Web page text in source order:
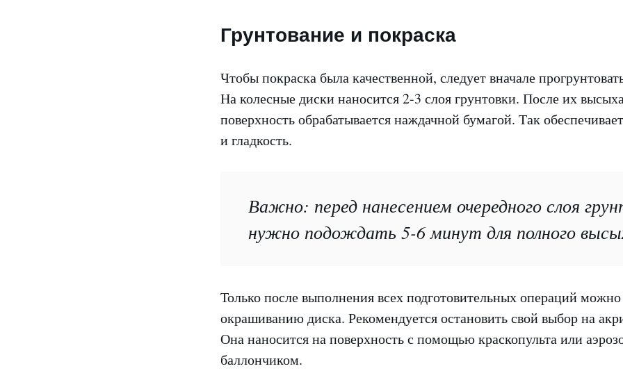
Грунтование и покраска
Чтобы покраска была качественной, следует вначале
На колесные диски наносится 2-3 слоя грунтовки. После их
поверхность обрабатывается наждачной бумагой. Так
и гладкость.
Важно: перед нанесением очередного слоя
нужно подождать 5-6 минут для полного
Только после выполнения всех подготовительных операций
окрашиванию диска. Рекомендуется остановить свой выбор на
Она наносится на поверхность с помощью краскопульта или
баллончиком.